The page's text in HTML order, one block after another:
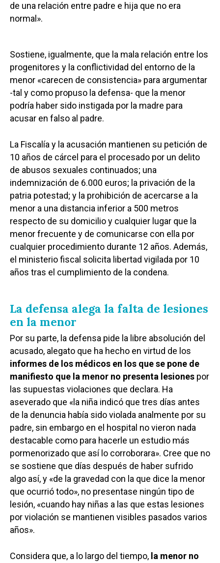
de una relación entre padre e hija que no era
normal».
Sostiene, igualmente, que la mala relación entre los
progenitores y la conflictividad del entorno de la
menor «carecen de consistencia» para argumentar
-tal y como propuso la defensa- que la menor
podría haber sido instigada por la madre para
acusar en falso al padre.
La Fiscalía y la acusación mantienen su petición de
10 años de cárcel para el procesado por un delito
de abusos sexuales continuados; una
indemnización de 6.000 euros; la privación de la
patria potestad; y la prohibición de acercarse a la
menor a una distancia inferior a 500 metros
respecto de su domicilio y cualquier lugar que la
menor frecuente y de comunicarse con ella por
cualquier procedimiento durante 12 años. Además,
el ministerio fiscal solicita libertad vigilada por 10
años tras el cumplimiento de la condena.
La defensa alega la falta de lesiones
en la menor
Por su parte, la defensa pide la libre absolución del
acusado, alegato que ha hecho en virtud de los
informes de los médicos en los que se pone de
manifiesto que la menor no presenta lesiones por
las supuestas violaciones que declara. Ha
aseverado que «la niña indicó que tres días antes
de la denuncia había sido violada analmente por su
padre, sin embargo en el hospital no vieron nada
destacable como para hacerle un estudio más
pormenorizado que así lo corroborara». Cree que no
se sostiene que días después de haber sufrido
algo así, y «de la gravedad con la que dice la menor
que ocurrió todo», no presentase ningún tipo de
lesión, «cuando hay niñas a las que estas lesiones
por violación se mantienen visibles pasados varios
años».
Considera que, a lo largo del tiempo, la menor no